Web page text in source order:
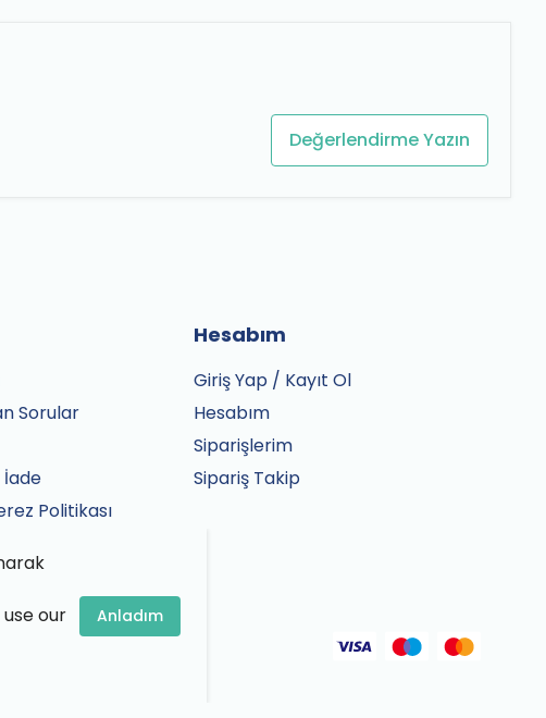
our
Anladım
Değerlendirme Yazın
Sorular
Politikası
Hesabım
Giriş Yap / Kayıt Ol
Hesabım
Siparişlerim
Sipariş Takip